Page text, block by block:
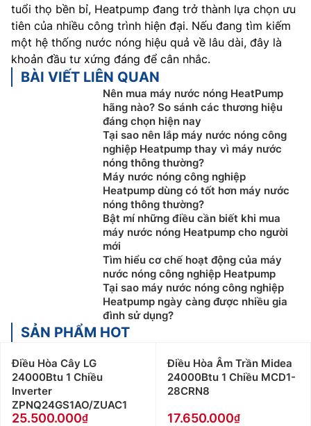
tuổi thọ bền bỉ, Heatpump đang trở thành lựa chọn ưu
tiên của nhiều công trình hiện đại. Nếu đang tìm kiếm
một hệ thống nước nóng hiệu quả về lâu dài, đây là
khoản đầu tư xứng đáng để cân nhắc.
BÀI VIẾT LIÊN QUAN
Nên mua máy nước nóng HeatPump
hãng nào? So sánh các thương hiệu
đáng chọn hiện nay
Tại sao nên lắp máy nước nóng công
nghiệp Heatpump thay vì máy nước
nóng thông thường?
Máy nước nóng công nghiệp
Heatpump dùng có tốt hơn máy nước
nóng thông thường?
Bật mí những điều cần biết khi mua
máy nước nóng Heatpump cho người
mới
Tìm hiểu cơ chế hoạt động của máy
nước nóng công nghiệp Heatpump
Tại sao máy nước nóng công nghiệp
Heatpump ngày càng được nhiều gia
đình sử dụng?
SẢN PHẨM HOT
Điều Hòa Cây LG
24000Btu 1 Chiều
Inverter
ZPNQ24GS1AO/ZUAC1
25.500.000
Điều Hòa Âm Trần Midea
24000Btu 1 Chiều MCD1-
28CRN8
17.650.000